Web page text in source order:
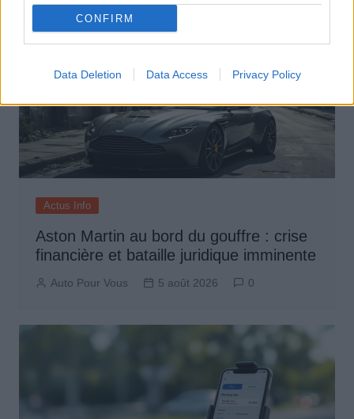
CONFIRM
Data Deletion Data Access Privacy Policy
Actus Info
Aston Martin au bord du gouffre : crise
financière et bataille juridique imminente
Auto Pour Vous 5 août 2026 0